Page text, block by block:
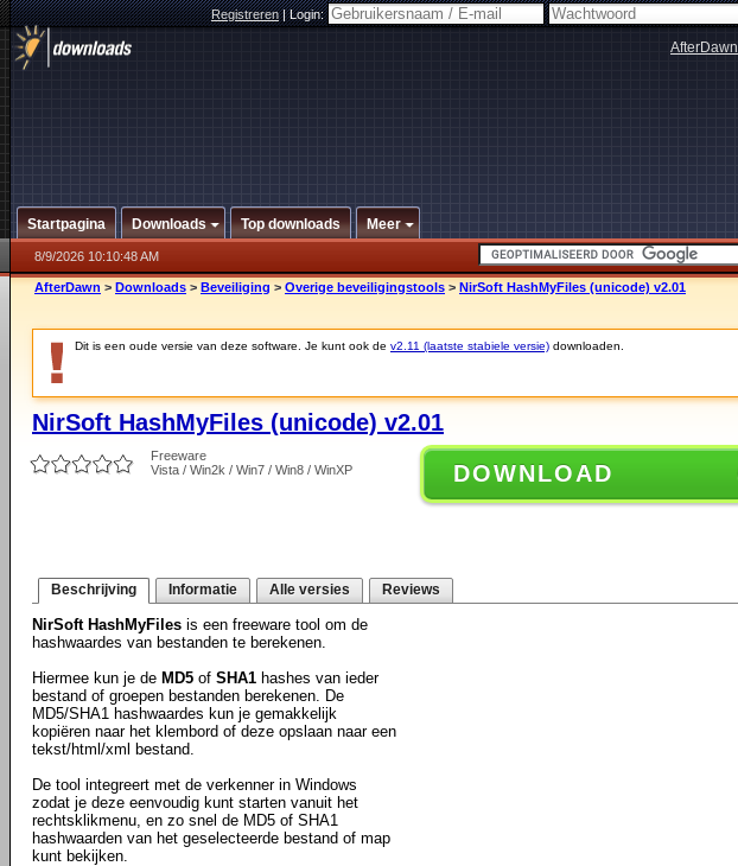
Registreren|Login:
AfterDawn
Startpagina Downloads Top downloads Meer
8/9/2026 10:10:48 AM
AfterDawn > Downloads > Beveiliging > Overige beveiligingstools > NirSoft HashMyFiles (unicode) v2.01
Dit is een oude versie van deze software. Je kunt ook de v2.11 (laatste stabiele versie) downloaden.
NirSoft HashMyFiles (unicode) v2.01
Freeware
Vista / Win2k / Win7 / Win8 / WinXP
DOWNLOAD
Beschrijving Informatie Alle versies Reviews
NirSoft HashMyFiles is een freeware tool om de
hashwaardes van bestanden te berekenen.
Hiermee kun je de MD5 of SHA1 hashes van ieder
bestand of groepen bestanden berekenen. De
MD5/SHA1 hashwaardes kun je gemakkelijk
kopiëren naar het klembord of deze opslaan naar een
tekst/html/xml bestand.
De tool integreert met de verkenner in Windows
zodat je deze eenvoudig kunt starten vanuit het
rechtsklikmenu, en zo snel de MD5 of SHA1
hashwaarden van het geselecteerde bestand of map
kunt bekijken.